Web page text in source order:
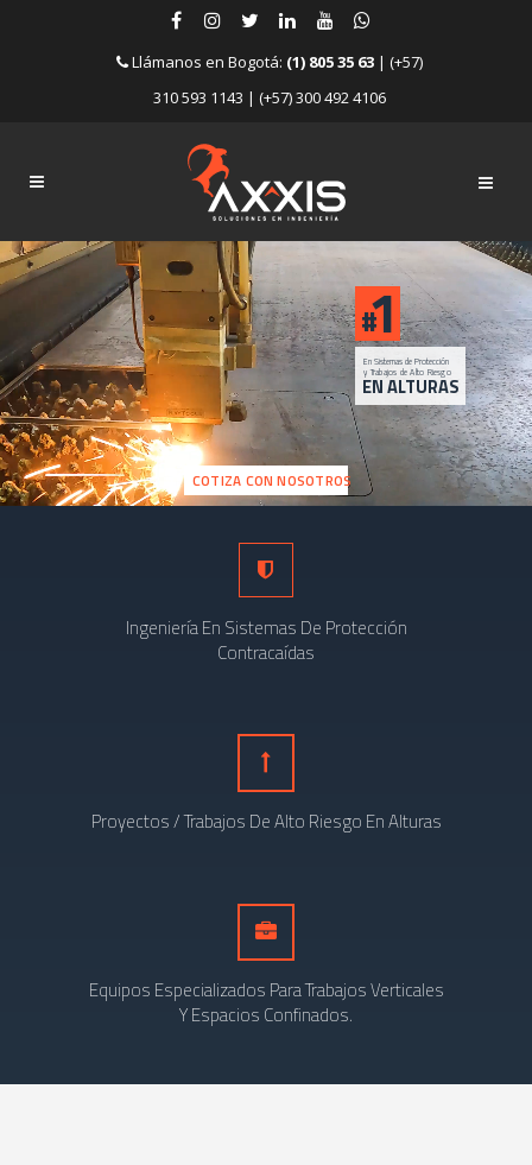
Llámanos en Bogotá: (1) 805 35 63 | (+57)
310 593 1143 | (+57) 300 492 4106
COTIZA CON NOSOTROS
1
#
EN ALTURAS
y Trabajos de Alto Riesgo
En Sistemas de Protección
Ingeniería En Sistemas De Protección
Contracaídas
Proyectos / Trabajos De Alto Riesgo En Alturas
Equipos Especializados Para Trabajos Verticales
Y Espacios Confinados.